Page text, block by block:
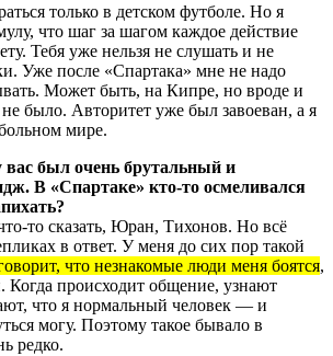
только в детском футболе. Но я
что шаг за шагом каждое действие
Тебя уже нельзя не слушать и не
Уже после «Спартака» мне не надо
Может быть, на Кипре, но вроде и
было. Авторитет уже был завоеван, а я
мире.
был очень брутальный и
В «Спартаке» кто-то осмеливался
то сказать, Юран, Тихонов. Но всё
в ответ. У меня до сих пор такой
что незнакомые люди меня боятся,
Когда происходит общение, узнают
что я нормальный человек — и
могу. Поэтому такое бывало в
редко.